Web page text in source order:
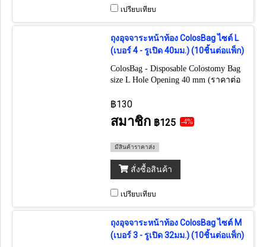
เปรียบเทียบ
ถุงอุจจาระหน้าท้อง ColosBag ไซต์ L
(เบอร์ 4 - รูเปิด 40มม.) (10ชิ้นต่อแพ็ก)
ColosBag - Disposable Colostomy Bag
size L Hole Opening 40 mm (ราคาต่อ
฿130
สมาชิก ฿125 -4%
มีสินค้าราคาส่ง
สั่งซื้อสินค้า
เปรียบเทียบ
ถุงอุจจาระหน้าท้อง ColosBag ไซต์ M
(เบอร์ 3 - รูเปิด 32มม.) (10ชิ้นต่อแพ็ก)